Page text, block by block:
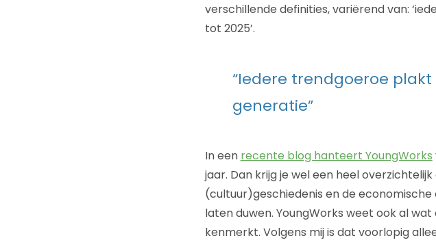
verschillende definities, variërend van:
tot 2025’.
“Iedere trendgoeroe
generatie”
In een recente blog hanteert YoungWorks
jaar. Dan krijg je wel een heel
(cultuur)geschiedenis en de
laten duwen. YoungWorks weet ook al
kenmerkt. Volgens mij is dat voorlopig